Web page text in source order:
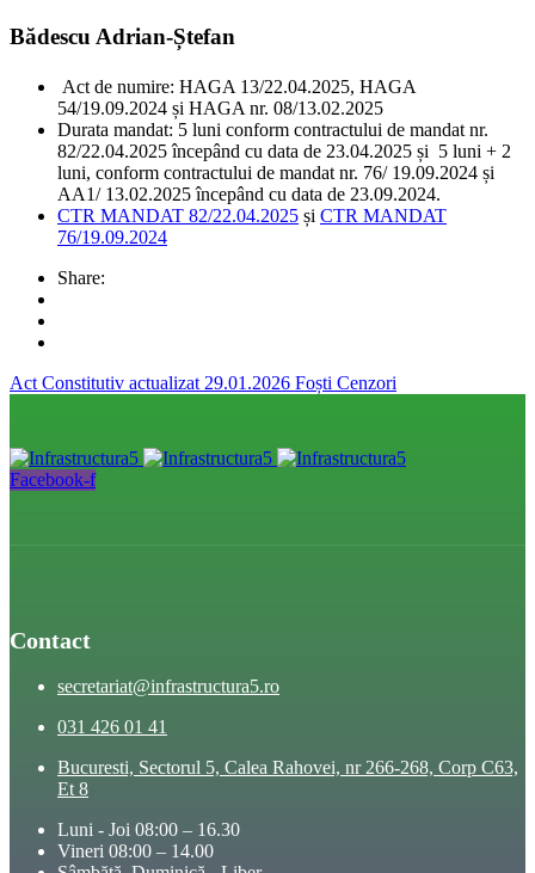
Bădescu Adrian-Ștefan
Act de numire: HAGA 13/22.04.2025, HAGA
54/19.09.2024 și HAGA nr. 08/13.02.2025
Durata mandat: 5 luni conform contractului de mandat nr.
82/22.04.2025 începând cu data de 23.04.2025 și 5 luni + 2
luni, conform contractului de mandat nr. 76/ 19.09.2024 și
AA1/ 13.02.2025 începând cu data de 23.09.2024.
CTR MANDAT 82/22.04.2025 și CTR MANDAT
76/19.09.2024
Share:
Act Constitutiv actualizat 29.01.2026 Foști Cenzori
Facebook-f
Contact
secretariat@infrastructura5.ro
031 426 01 41
Bucuresti, Sectorul 5, Calea Rahovei, nr 266-268, Corp C63,
Et 8
Luni - Joi 08:00 – 16.30
Vineri 08:00 – 14.00